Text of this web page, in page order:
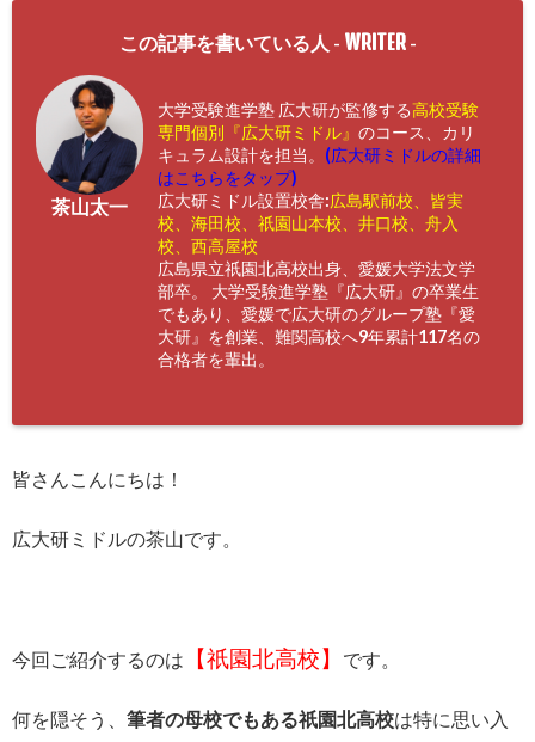
この記事を書いている人 - WRITER-
茶山太一
大学受験進学塾 広大研が監修する高校受験
専門個別『広大研ミドル』 のコース、カリ
キュラム設計を担当。 (広大研ミドルの詳細
はこちらをタップ)
広大研ミドル設置校舎:広島駅前校、皆実
校、海田校、祇園山本校、井口校、舟入
校、西高屋校
広島県立祇園北高校出身、愛媛大学法文学
部卒。 大学受験進学塾『広大研』の卒業生
でもあり、愛媛で広大研のグループ塾『愛
大研』を創業、難関高校へ9年累計117名の
合格者を輩出。
皆さんこんにちは！
広大研ミドルの茶山です。
今回ご紹介するのは 【祇園北高校】 です。
何を隠そう、 筆者の母校でもある祇園北高校は特に思い入